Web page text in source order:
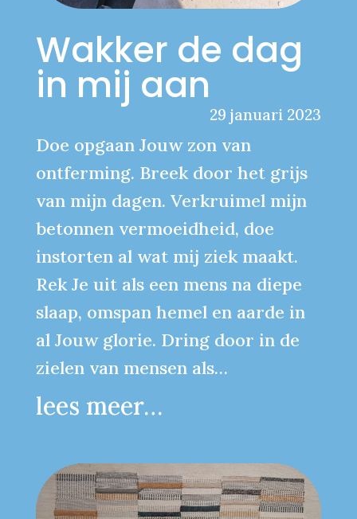
Wakker de dag
in mij aan
29 januari 2023
Doe opgaan Jouw zon van
ontferming. Breek door het grijs
van mijn dagen. Verkruimel mijn
betonnen vermoeidheid, doe
instorten al wat mij ziek maakt.
Rek Je uit als een mens na diepe
slaap, omspan hemel en aarde in
al Jouw glorie. Dring door in de
zielen van mensen als…
lees meer…